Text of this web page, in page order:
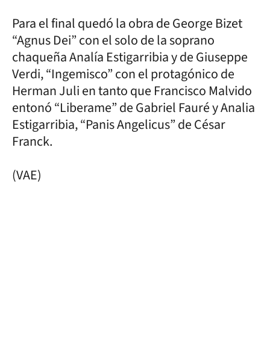
Para el final quedó la obra de George Bizet
“Agnus Dei” con el solo de la soprano
chaqueña Analía Estigarribia y de Giuseppe
Verdi, “Ingemisco” con el protagónico de
Herman Juli en tanto que Francisco Malvido
entonó “Liberame” de Gabriel Fauré y Analia
Estigarribia, “Panis Angelicus” de César
Franck.
(VAE)